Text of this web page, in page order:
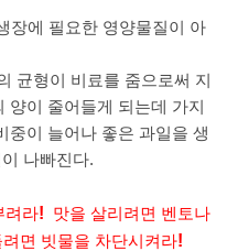
장에 필요한 영양물질이 아
균형이 비료를 줌으로써 지
양이 줄어들게 되는데 가지
중이 늘어나 좋은 과일을 생
나빠진다.
려라! 맛을 살리려면 벤토나
면 빗물을 차단시켜라!